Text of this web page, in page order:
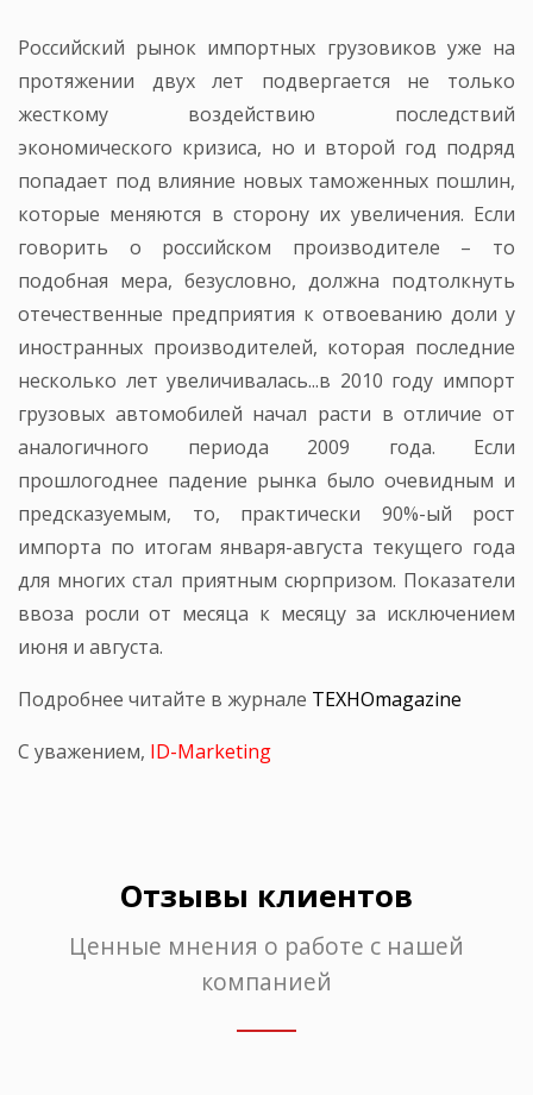
Российский рынок импортных грузовиков уже на
протяжении двух лет подвергается не только
жесткому воздействию последствий
экономического кризиса, но и второй год подряд
попадает под влияние новых таможенных пошлин,
которые меняются в сторону их увеличения. Если
говорить о российском производителе – то
подобная мера, безусловно, должна подтолкнуть
отечественные предприятия к отвоеванию доли у
иностранных производителей, которая последние
несколько лет увеличивалась...в 2010 году импорт
грузовых автомобилей начал расти в отличие от
аналогичного периода 2009 года. Если
прошлогоднее падение рынка было очевидным и
предсказуемым, то, практически 90%-ый рост
импорта по итогам января-августа текущего года
для многих стал приятным сюрпризом. Показатели
ввоза росли от месяца к месяцу за исключением
июня и августа.
Подробнее читайте в журнале ТЕХНОmagazine
С уважением, ID-Marketing
Отзывы клиентов
Ценные мнения о работе с нашей
компанией